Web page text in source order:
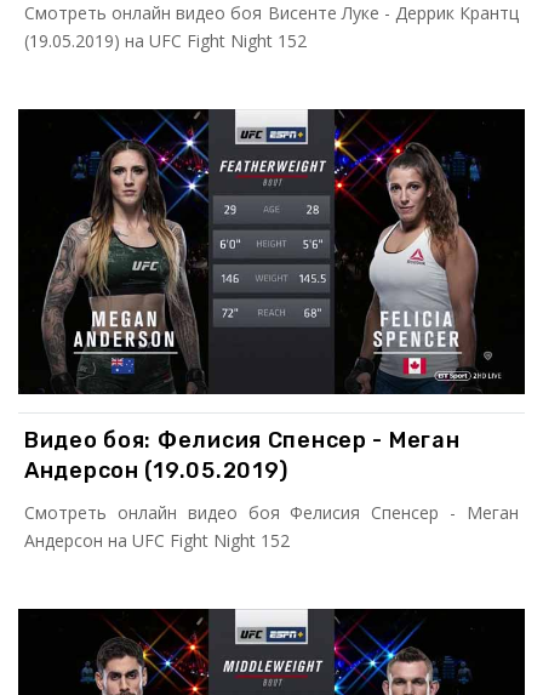
Смотреть онлайн видео боя Висенте Луке - Деррик Крантц
(19.05.2019) на UFC Fight Night 152
Видео боя: Фелисия Спенсер - Меган
Андерсон (19.05.2019)
Смотреть онлайн видео боя Фелисия Спенсер - Меган
Андерсон на UFC Fight Night 152